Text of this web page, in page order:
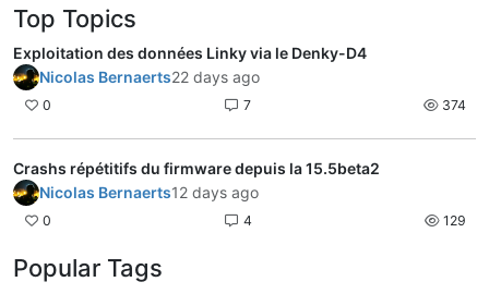
Top Topics
Exploitation des données Linky via le Denky-D4
Nicolas Bernaerts22 days ago
0 7 374
Crashs répétitifs du firmware depuis la 15.5beta2
Nicolas Bernaerts12 days ago
0 4 129
Popular Tags